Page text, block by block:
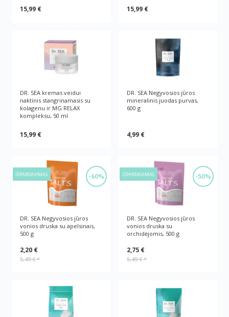
15,99 € 15,99 €
DR. SEA kremas veidui
naktinis stangrinamasis su
kolagenu ir MG RELAX
kompleksu, 50 ml
15,99 €
DR. SEA Negyvosios jūros
mineralinis juodas purvas,
600 g
4,99 €
-60%
IŠPARDAVIMAS
DR. SEA Negyvosios jūros
vonios druska su apelsinais,
500 g
2,20 €
5,49 €*
-50%
IŠPARDAVIMAS
DR. SEA Negyvosios jūros
vonios druska su
orchidėjomis, 500 g
2,75 €
5,49 €*